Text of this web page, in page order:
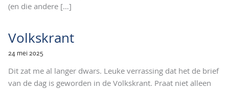
(en die andere […]
Volkskrant
24 mei 2025
Dit zat me al langer dwars. Leuke verrassing dat het de brief
van de dag is geworden in de Volkskrant. Praat niet alleen